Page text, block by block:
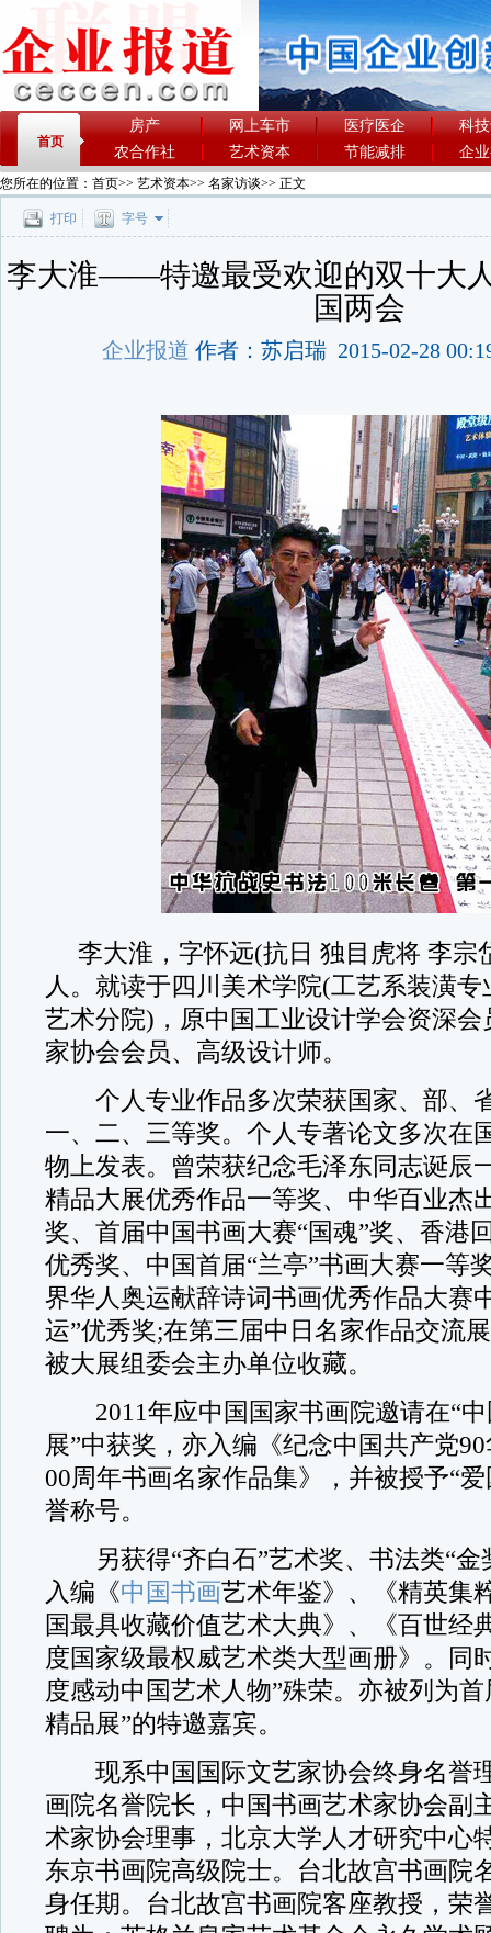
首页
房产 网上车市 医疗医企
科
农合作社
艺术资本 节能减排 企
您所在的位置： 首页>> 艺术资本>> 名家访谈>> 正文
打印 字号
李大淮——特邀最受欢迎的双十大
国两会
企业报道 作者：苏启瑞 2015-02-28
李大淮，字怀远(抗日 独目虎将 李宗
人。就读于四川美术学院(工艺系装潢
艺术分院)，原中国工业设计学会资深会
家协会会员、高级设计师。
个人专业作品多次荣获国家、部、
一、二、三等奖。个人专著论文多次在
物上发表。曾荣获纪念毛泽东同志诞辰
精品大展优秀作品一等奖、中华百业杰
奖、首届中国书画大赛“国魂”奖、香港
优秀奖、中国首届“兰亭”书画大赛一等
界华人奥运献辞诗词书画优秀作品大赛
运”优秀奖;在第三届中日名家作品交流
被大展组委会主办单位收藏。
2011年应中国国家书画院邀请在“中
展”中获奖，亦入编《纪念中国共产党
00周年书画名家作品集》，并被授予“
誉称号。
另获得“齐白石”艺术奖、书法类“金
入编《中国书画艺术年鉴》、《精英集
国最具收藏价值艺术大典》、《百世经
度国家级最权威艺术类大型画册》。同
度感动中国艺术人物”殊荣。亦被列为
精品展”的特邀嘉宾。
现系中国国际文艺家协会终身名誉
画院名誉院长，中国书画艺术家协会副
术家协会理事，北京大学人才研究中心
东京书画院高级院士。台北故宫书画院
身任期。台北故宫书画院客座教授，荣